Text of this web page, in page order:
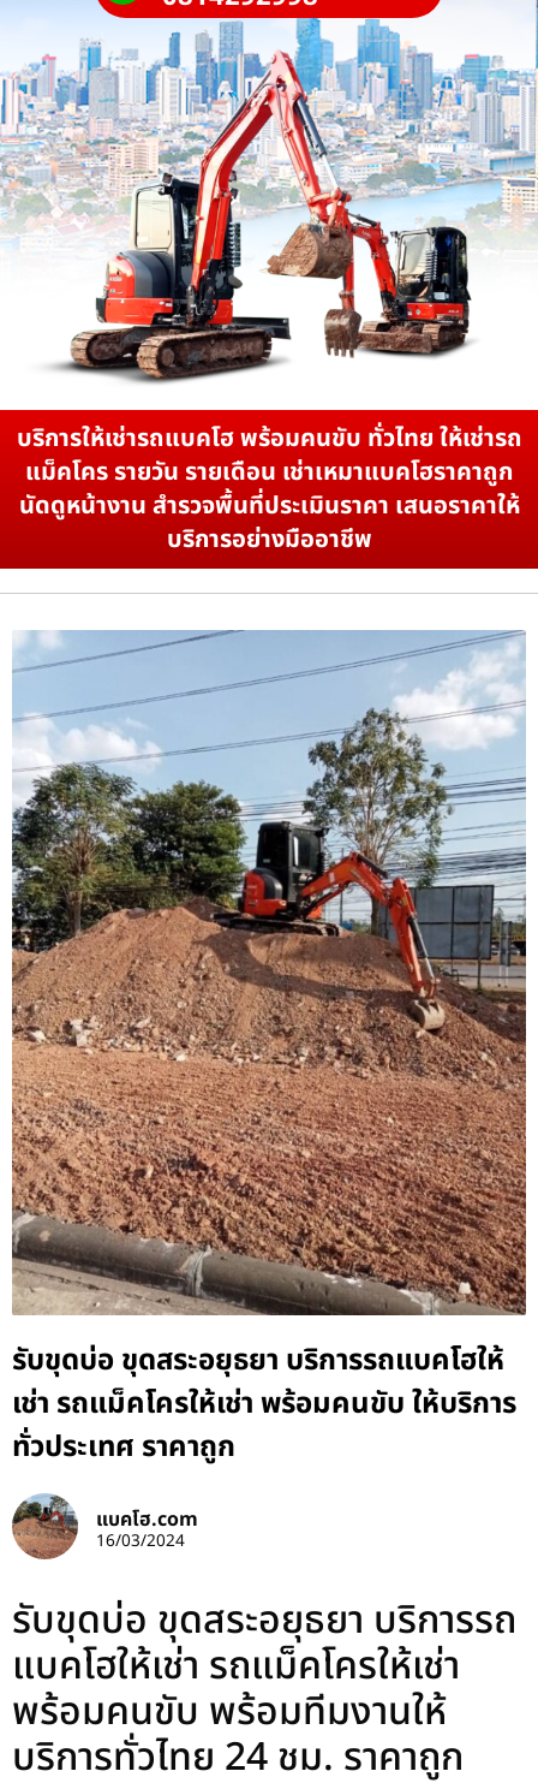
บริการให้เช่ารถแบคโฮ พร้อมคนขับ ทั่วไทย ให้เช่ารถ
แม็คโคร รายวัน รายเดือน เช่าเหมาแบคโฮราคาถูก
นัดดูหน้างาน สำรวจพื้นที่ประเมินราคา เสนอราคาให้
บริการอย่างมืออาชีพ
รับขุดบ่อ ขุดสระอยุธยา บริการรถแบคโฮให้
เช่า รถแม็คโครให้เช่า พร้อมคนขับ ให้บริการ
ทั่วประเทศ ราคาถูก
แบคโฮ.com
16/03/2024
รับขุดบ่อ ขุดสระอยุธยา บริการรถ
แบคโฮให้เช่า รถแม็คโครให้เช่า
พร้อมคนขับ พร้อมทีมงานให้
บริการทั่วไทย 24 ชม. ราคาถูก